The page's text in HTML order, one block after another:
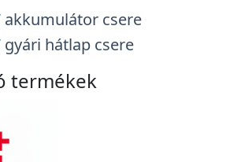
akkumulátor csere
gyári hátlap csere
termékek